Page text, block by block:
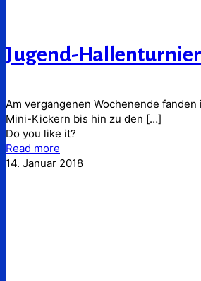
Jugend-
Am vergangenen Wochenende
Mini-Kickern bis hin zu den […]
Do you like it?
Read more
14. Januar 2018